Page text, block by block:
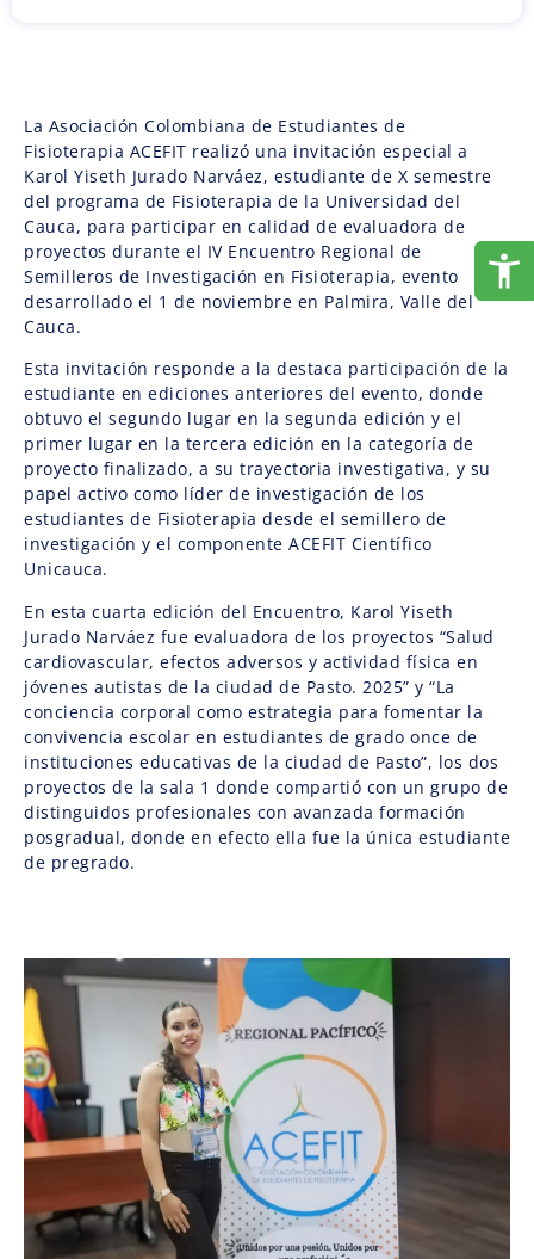
La Asociación Colombiana de Estudiantes de
Fisioterapia ACEFIT realizó una invitación especial a
Karol Yiseth Jurado Narváez, estudiante de X semestre
del programa de Fisioterapia de la Universidad del
Cauca, para participar en calidad de evaluadora de
proyectos durante el IV Encuentro Regional de
Semilleros de Investigación en Fisioterapia, evento
desarrollado el 1 de noviembre en Palmira, Valle del
Cauca.
Esta invitación responde a la destaca participación de la
estudiante en ediciones anteriores del evento, donde
obtuvo el segundo lugar en la segunda edición y el
primer lugar en la tercera edición en la categoría de
proyecto finalizado, a su trayectoria investigativa, y su
papel activo como líder de investigación de los
estudiantes de Fisioterapia desde el semillero de
investigación y el componente ACEFIT Científico
Unicauca.
En esta cuarta edición del Encuentro, Karol Yiseth
Jurado Narváez fue evaluadora de los proyectos “Salud
cardiovascular, efectos adversos y actividad física en
jóvenes autistas de la ciudad de Pasto. 2025” y “La
conciencia corporal como estrategia para fomentar la
convivencia escolar en estudiantes de grado once de
instituciones educativas de la ciudad de Pasto”, los dos
proyectos de la sala 1 donde compartió con un grupo de
distinguidos profesionales con avanzada formación
posgradual, donde en efecto ella fue la única estudiante
de pregrado.